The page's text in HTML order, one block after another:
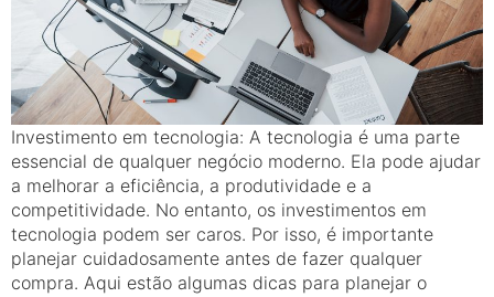
Investimento em tecnologia: A tecnologia é uma parte
essencial de qualquer negócio moderno. Ela pode ajudar
a melhorar a eficiência, a produtividade e a
competitividade. No entanto, os investimentos em
tecnologia podem ser caros. Por isso, é importante
planejar cuidadosamente antes de fazer qualquer
compra. Aqui estão algumas dicas para planejar o